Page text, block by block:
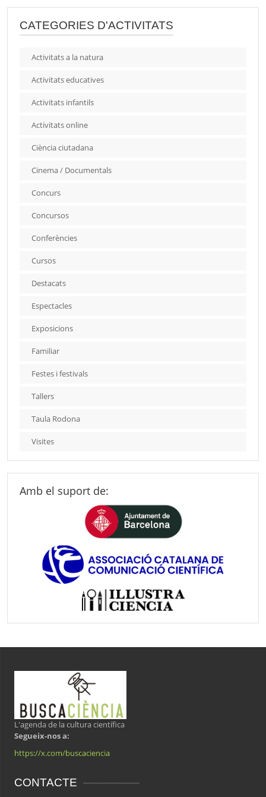
CATEGORIES D'ACTIVITATS
Activitats a la natura
Activitats educatives
Activitats infantils
Activitats online
Ciència ciutadana
Cinema / Documentals
Concurs
Concursos
Conferències
Cursos
Destacats
Espectacles
Exposicions
Familiar
Festes i festivals
Tallers
Taula Rodona
Visites
Amb el suport de:
L'agenda de la cultura científica
Segueix-nos a:
https://x.com/buscaciencia
CONTACTE